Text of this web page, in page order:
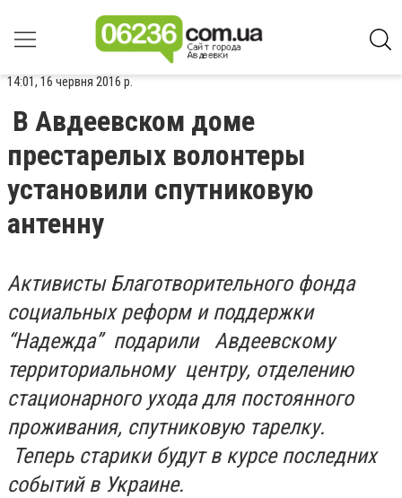
14:01, 16 червня 2016 р.
В Авдеевском доме
престарелых волонтеры
установили спутниковую
антенну
Активисты Благотворительного фонда
социальных реформ и поддержки
“Надежда” подарили Авдеевскому
территориальному центру, отделению
стационарного ухода для постоянного
проживания, спутниковую тарелку.
Теперь старики будут в курсе последних
событий в Украине.